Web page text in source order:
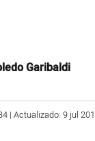
Garibaldi
| Actualizado: 9 jul